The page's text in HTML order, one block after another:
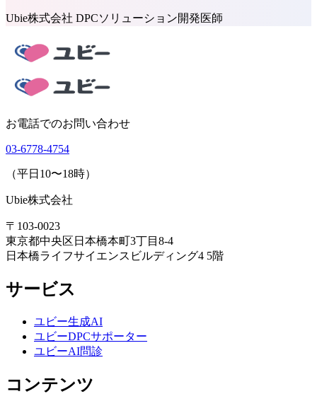
Ubie株式会社 DPCソリューション開発医師
お電話でのお問い合わせ
03-6778-4754
（平日10〜18時）
Ubie株式会社
〒103-0023
東京都中央区日本橋本町3丁目8-4
日本橋ライフサイエンスビルディング4 5階
サービス
ユビー生成AI
ユビーDPCサポーター
ユビーAI問診
コンテンツ